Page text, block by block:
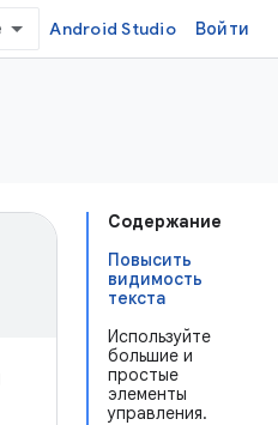
Android Studio Войти
Содержание
Повысить
видимость
текста
Используйте
большие и
простые
элементы
управления.